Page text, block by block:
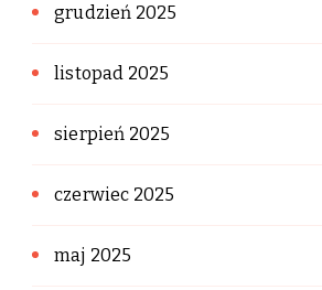
grudzień 2025
listopad 2025
sierpień 2025
czerwiec 2025
maj 2025